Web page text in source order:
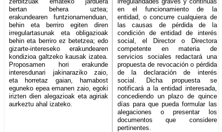
bertan behera uztea;
erakundearen funtzionamenduan,
behin eta berriro egiten diren
irregulartasunak eta obligazioak
behin eta berriro ez betetzea; edo
gizarte-intereseko erakundearen
kondizioa galtzeko kausak izatea.
Proposamen hori erakunde
interesdunari jakinaraziko zaio,
eta horretaz gaian, hamabost
eguneko epea emanen zaio, egoki
irizten dien alegazioak eta agiriak
aurkeztu ahal izateko.
en el funcionamiento de la
entidad, o concurre cualquiera de
las causas de pérdida de la
condición de entidad de interés
social, el Director o Directora
competente en materia de
servicios sociales redactará una
propuesta de revocación o pérdida
de la declaración de interés
social. Dicha propuesta se
notificará a la entidad interesada,
concediendo un plazo de quince
días para que pueda formular las
alegaciones o presentar los
documentos que considere
pertinentes.